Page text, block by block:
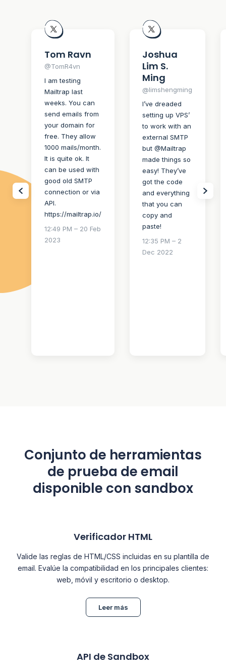
Tom Ravn
@TomR4vn
I am testing
Mailtrap last
weeks. You can
send emails from
your domain for
free. They allow
1000 mails/month.
It is quite ok. It
can be used with
good old SMTP
connection or via
API.
https://mailtrap.io/
12:49 PM – 20 Feb
2023
Joshua
Lim S.
Ming
@limshengming
I’ve dreaded
setting up VPS’
to work with an
external SMTP
but @Mailtrap
made things so
easy! They’ve
got the code
and everything
that you can
copy and
paste!
12:35 PM – 2
Dec 2022
Conjunto de herramientas
de prueba de email
disponible con sandbox
Verificador HTML
Valide las reglas de HTML/CSS incluidas en su plantilla de
email. Evalúe la compatibilidad en los principales clientes:
web, móvil y escritorio o desktop.
Leer más
API de Sandbox